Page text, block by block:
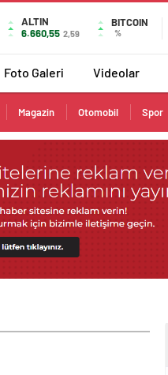
ALTIN
6.660,55 2,59
BITCOIN
%
Foto Galeri Videolar
Magazin Otomobil Spor